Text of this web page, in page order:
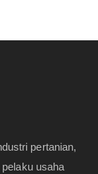
pertanian,
usaha